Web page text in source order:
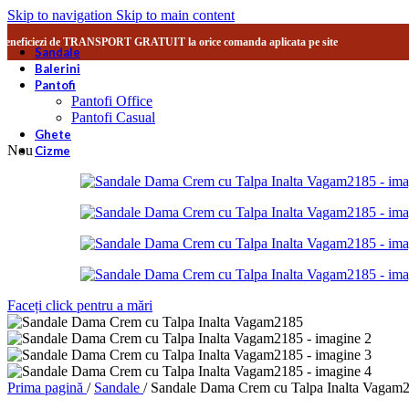
Skip to navigation Skip to main content
de TRANSPORT GRATUIT la orice comanda aplicata pe site
Sandale
Balerini
Pantofi
Pantofi Office
Pantofi Casual
Ghete
Cizme
Nou
Faceți click pentru a mări
Prima pagină / Sandale / Sandale Dama Crem cu Talpa Inalta